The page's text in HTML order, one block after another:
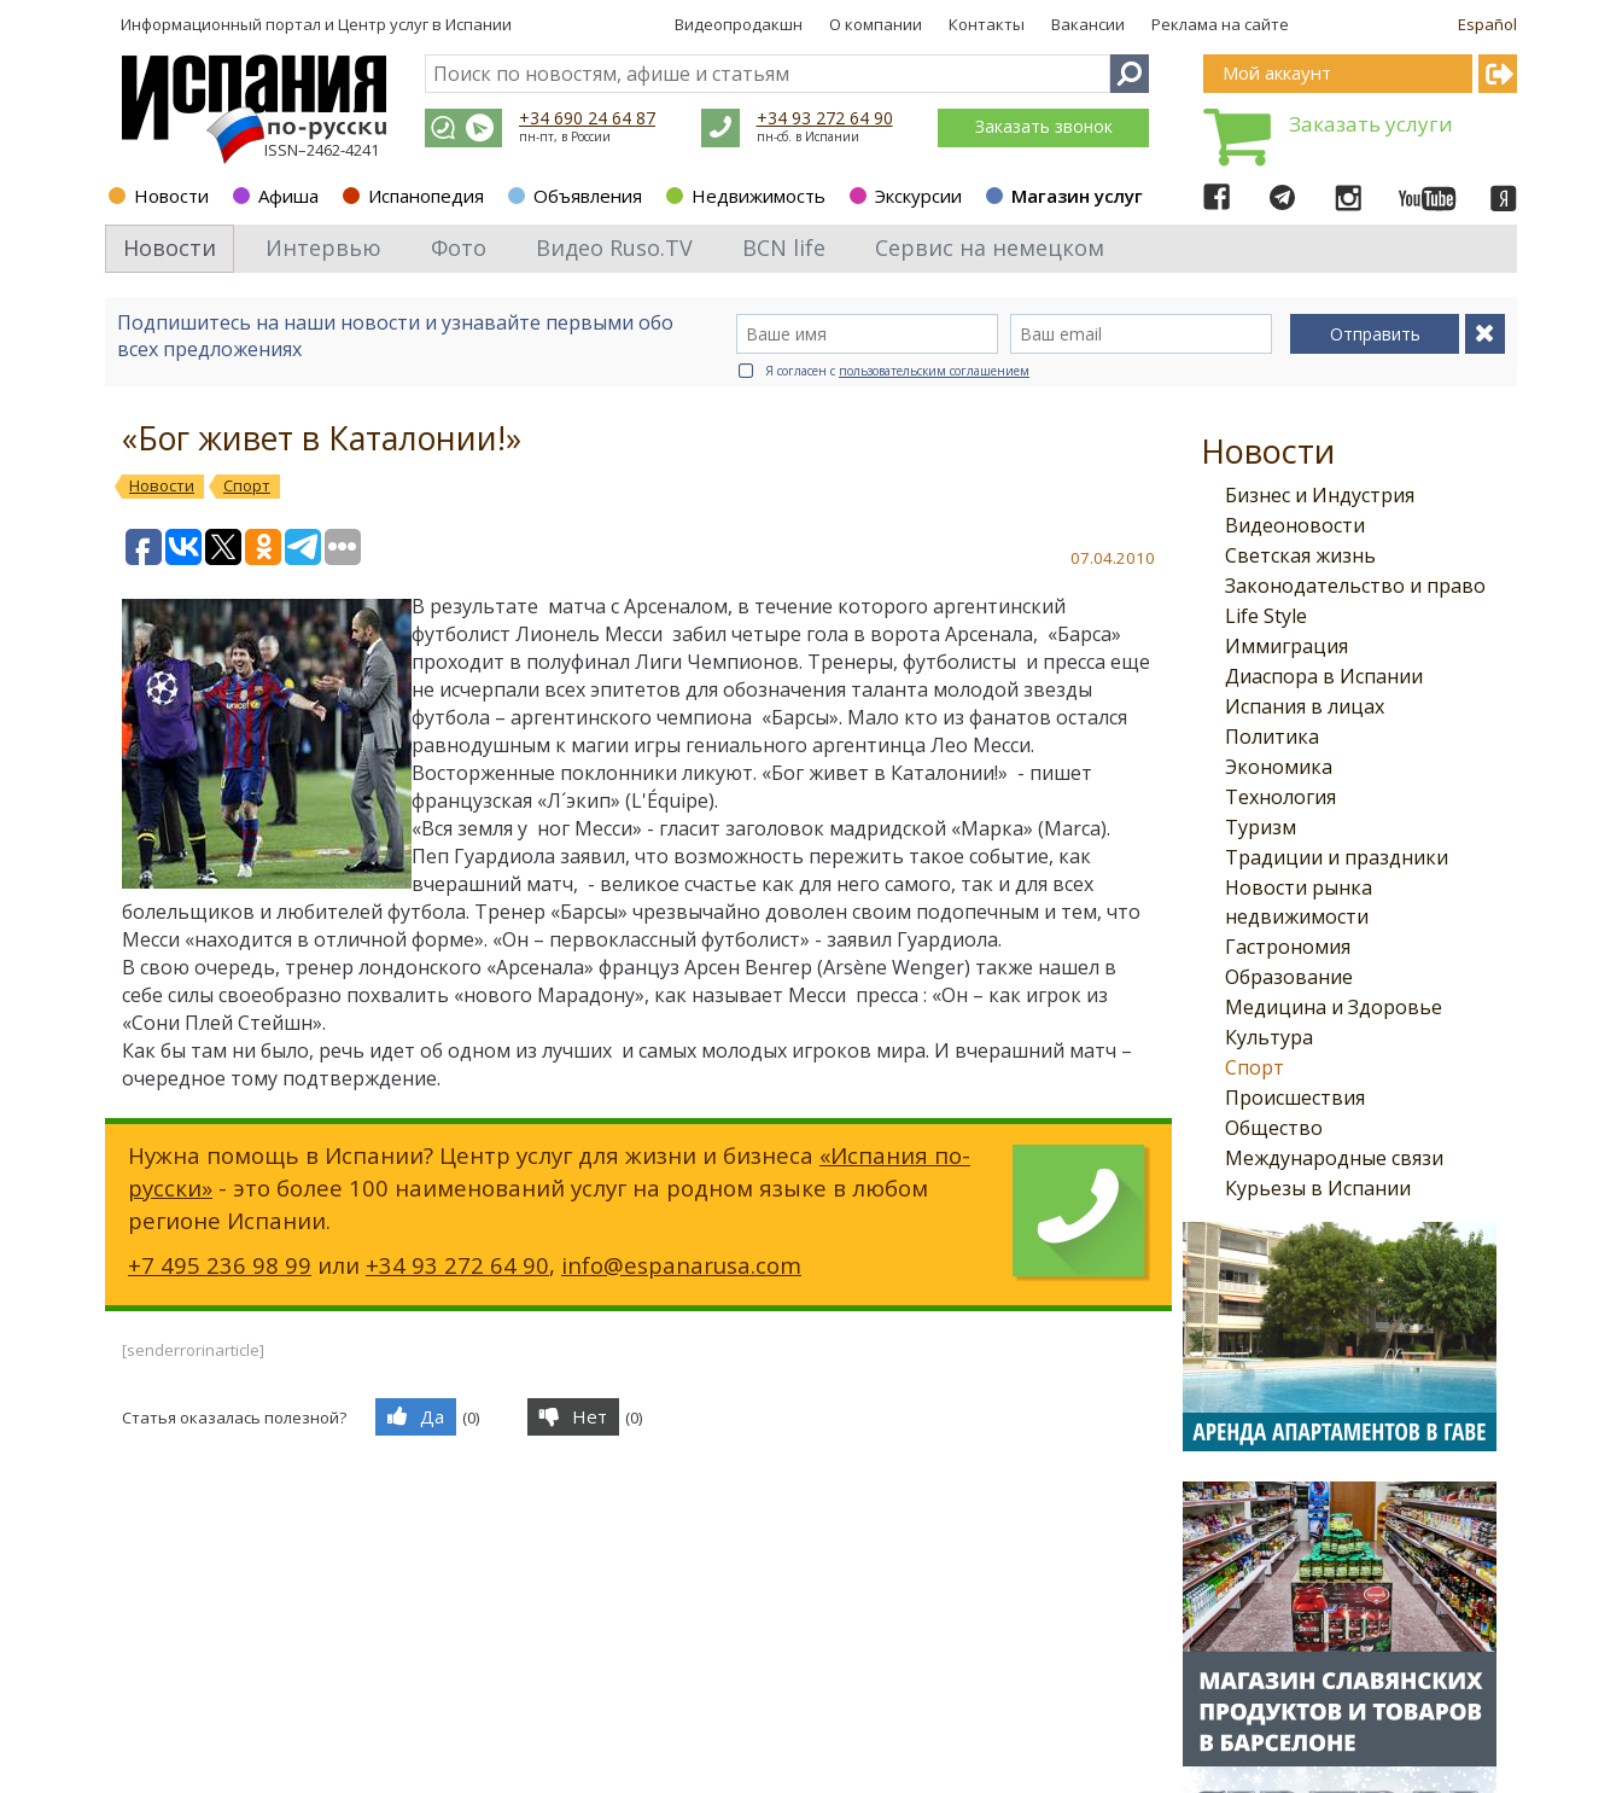
Информационный портал и Центр услуг в Испании Español
Видеопродакшн О компании Контакты Вакансии Реклама на сайте
ISSN–2462-4241
+34 690 24 64 87
пн-пт, в России
+34 93 272 64 90
пн-сб. в Испании Заказать звонок
Новости Афиша Испанопедия Объявления Недвижимость Экскурсии Магазин услуг
Мой аккаунт
Заказать услуги
Новости Интервью Фото Видео Ruso.TV BCN life Сервис на немецком
Подпишитесь на наши новости и узнавайте первыми обо
всех предложениях
Отправить
Я согласен с пользовательским соглашением
Новости
Бизнес и Индустрия
Видеоновости
Светская жизнь
Законодательство и право
Life Style
Иммиграция
Диаспора в Испании
Испания в лицах
Политика
Экономика
Технология
Туризм
Традиции и праздники
Новости рынка
недвижимости
Гастрономия
Образование
Медицина и Здоровье
Культура
Спорт
Происшествия
Общество
Международные связи
Курьезы в Испании
«Бог живет в Каталонии!»
Новости Спорт
07.04.2010
В результате матча с Арсеналом, в течение которого аргентинский
футболист Лионель Месси забил четыре гола в ворота Арсенала, «Барса»
проходит в полуфинал Лиги Чемпионов. Тренеры, футболисты и пресса еще
не исчерпали всех эпитетов для обозначения таланта молодой звезды
футбола – аргентинского чемпиона «Барсы». Мало кто из фанатов остался
равнодушным к магии игры гениального аргентинца Лео Месси.
Восторженные поклонники ликуют. «Бог живет в Каталонии!» - пишет
французская «Л´экип» (L'Équipe).
«Вся земля у ног Месси» - гласит заголовок мадридской «Марка» (Marca).
Пеп Гуардиола заявил, что возможность пережить такое событие, как
вчерашний матч, - великое счастье как для него самого, так и для всех
болельщиков и любителей футбола. Тренер «Барсы» чрезвычайно доволен своим подопечным и тем, что
Месси «находится в отличной форме». «Он – первоклассный футболист» - заявил Гуардиола.
В свою очередь, тренер лондонского «Арсенала» француз Арсен Венгер (Arsène Wenger) также нашел в
себе силы своеобразно похвалить «нового Марадону», как называет Месси пресса : «Он – как игрок из
«Сони Плей Стейшн».
Как бы там ни было, речь идет об одном из лучших и самых молодых игроков мира. И вчерашний матч –
очередное тому подтверждение.
Нужна помощь в Испании? Центр услуг для жизни и бизнеса «Испания по-
русски» - это более 100 наименований услуг на родном языке в любом
регионе Испании.
+7 495 236 98 99 или +34 93 272 64 90, info@espanarusa.com
[senderrorinarticle]
Статья оказалась полезной? Да (0) Нет (0)